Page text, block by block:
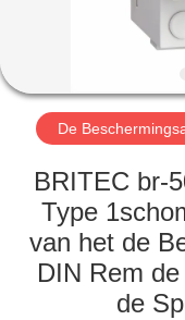
ONS
De
BRITEC br-
Type
van het de
DIN Rem
de